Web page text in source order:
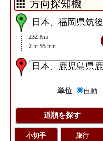
232 Km
2 hr 55 min
単位 自動
小切手
旅行